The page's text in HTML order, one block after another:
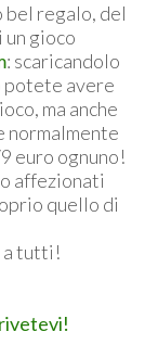
regalo, del
gioco
: scaricandolo
potete avere
ma anche
normalmente
euro ognuno!
affezionati
quello di
a tutti!